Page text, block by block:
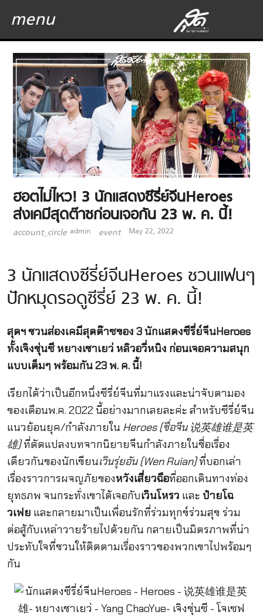
menu
ฮอตไม่ไหว! 3 นักแสดงซีรี่ย์จีนHeroes
ส่งเคมีสุดต๊าซก่อนเจอกัน 23 พ. ค. นี้!
account_circle admin event May 22, 2022
3 นักแสดงซีรี่ย์จีนHeroes ชวนแฟนๆ
ปักหมุดรอดูซีรี่ย์ 23 พ. ค. นี้!
สุดฯ ชวนส่องเคมีสุดต๊าซของ 3 นักแสดงซีรี่ย์จีนHeroes
ทั้งเจิงชุ่นซี หยางเชาเยว่ หลิวอวี่หนิง ก่อนเจอความสนุก
แบบเต็มๆ พร้อมกัน 23 พ. ค. นี้!
เรียกได้ว่าเป็นอีกหนึ่งซีรี่ย์จีนที่มาแรงและน่าจับตามอง
ของเดือนพ.ค. 2022 นี้อย่างมากเลยละค่ะ สำหรับซีรี่ย์จีน
แนวย้อนยุค/กำลังภายใน Heroes (ชื่อจีน 说英雄谁是英
雄)ที่ดัดแปลงบทจากนิยายจีนกำลังภายในชื่อเรื่อง
เดียวกันของนักเขียนเวินรุ่ยอัน (Wen Ruian)ที่บอกเล่า
เรื่องราวการผจญภัยของหวังเสี่ยวฉือที่ออกเดินทางท่อง
ยุทธภพ จนกระทั่งเขาได้เจอกับเวินโหรว และ ป๋ายโฉ
วเฟย และกลายมาเป็นเพื่อนรักที่ร่วมทุกข์ร่วมสุข ร่วม
ต่อสู้กับเหล่าวายร้ายไปด้วยกัน กลายเป็นมิตรภาพที่น่า
ประทับใจที่ชวนให้ติดตามเรื่องราวของพวกเขาไปพร้อมๆ
กัน